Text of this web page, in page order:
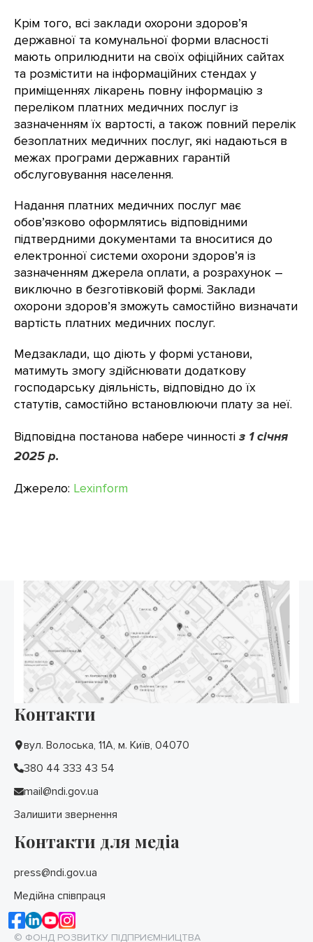
Крім того, всі заклади охорони здоров’я
державної та комунальної форми власності
мають оприлюднити на своїх офіційних сайтах
та розмістити на інформаційних стендах у
приміщеннях лікарень повну інформацію з
переліком платних медичних послуг із
зазначенням їх вартості, а також повний перелік
безоплатних медичних послуг, які надаються в
межах програми державних гарантій
обслуговування населення.
Надання платних медичних послуг має
обов’язково оформлятись відповідними
підтвердними документами та вноситися до
електронної системи охорони здоров’я із
зазначенням джерела оплати, а розрахунок –
виключно в безготівковій формі. Заклади
охорони здоров’я зможуть самостійно визначати
вартість платних медичних послуг.
Медзаклади, що діють у формі установи,
матимуть змогу здійснювати додаткову
господарську діяльність, відповідно до їх
статутів, самостійно встановлюючи плату за неї.
Відповідна постанова набере чинності з 1 січня
2025 р.
Джерело: Lexinform
Контакти
вул. Волоська, 11А, м. Київ, 04070
380 44 333 43 54
mail@ndi.gov.ua
Залишити звернення
Контакти для медіа
press@ndi.gov.ua
Медійна співпраця
© ФОНД РОЗВИТКУ ПІДПРИЄМНИЦТВА